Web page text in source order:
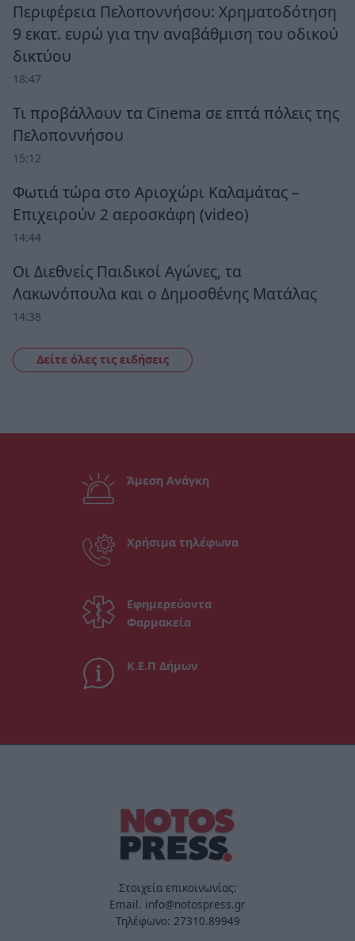
Περιφέρεια Πελοποννήσου: Χρηματοδότηση
9 εκατ. ευρώ για την αναβάθμιση του οδικού
δικτύου
18:47
Τι προβάλλουν τα Cinema σε επτά πόλεις της
Πελοποννήσου
15:12
Φωτιά τώρα στο Αριοχώρι Καλαμάτας –
Επιχειρούν 2 αεροσκάφη (video)
14:44
Οι Διεθνείς Παιδικοί Αγώνες, τα
Λακωνόπουλα και ο Δημοσθένης Ματάλας
14:38
Δείτε όλες τις ειδήσεις
Άμεση Ανάγκη
Χρήσιμα τηλέφωνα
Εφημερεύοντα
Φαρμακεία
Κ.Ε.Π Δήμων
Στοιχεία επικοινωνίας:
Email. info@notospress.gr
Τηλέφωνο: 27310.89949